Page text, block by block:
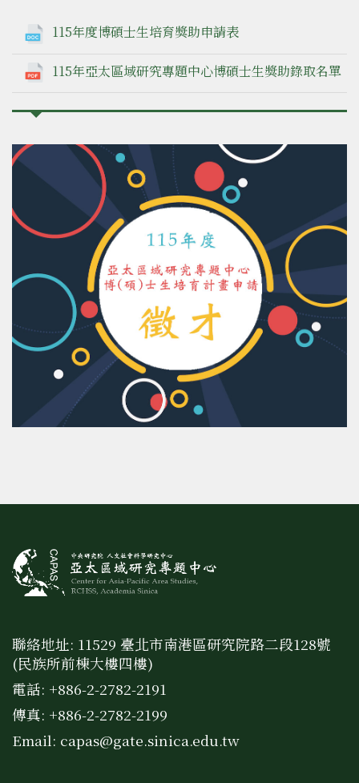
115年度博碩士生培育獎助申請表
115年亞太區域研究專題中心博碩士生獎助錄取名單
聯絡地址: 11529 臺北市南港區研究院路二段128號
(民族所前棟大樓四樓)
電話: +886-2-2782-2191
傳真: +886-2-2782-2199
Email: capas@gate.sinica.edu.tw